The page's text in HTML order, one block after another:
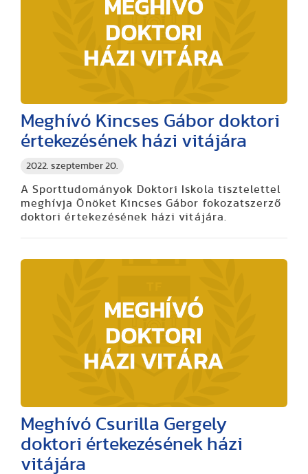
2022. szeptember 20.
Meghívó Kincses Gábor doktori
értekezésének házi vitájára
A Sporttudományok Doktori Iskola tisztelettel
meghívja Önöket Kincses Gábor fokozatszerző
doktori értekezésének házi vitájára.
Meghívó Csurilla Gergely
doktori értekezésének házi
vitájára